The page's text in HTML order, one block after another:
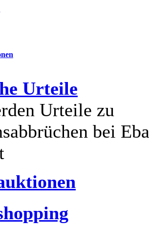
Urteile
Urteile zu
bei